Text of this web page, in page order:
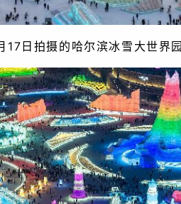
17日拍摄的哈尔滨冰雪大世界